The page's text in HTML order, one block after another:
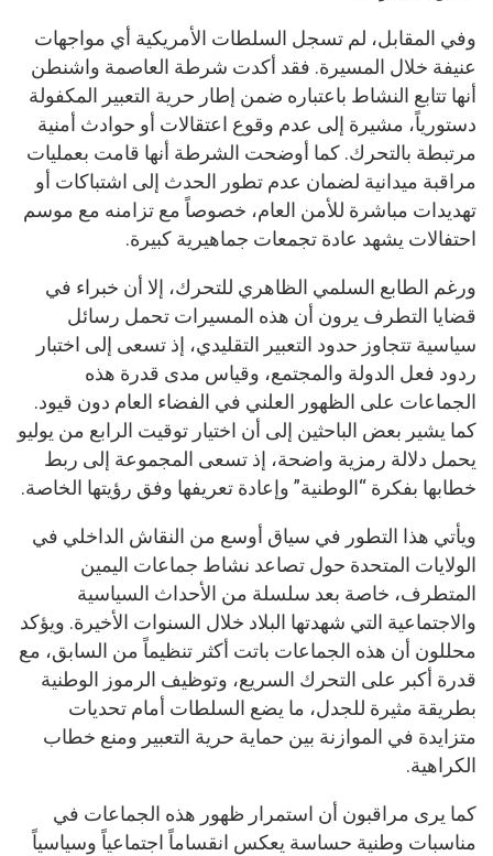
وفي المقابل، لم تسجل السلطات الأمريكية أي مواجهات
عنيفة خلال المسيرة. فقد أكدت شرطة العاصمة واشنطن
أنها تتابع النشاط باعتباره ضمن إطار حرية التعبير المكفولة
دستورياً، مشيرة إلى عدم وقوع اعتقالات أو حوادث أمنية
مرتبطة بالتحرك. كما أوضحت الشرطة أنها قامت بعمليات
مراقبة ميدانية لضمان عدم تطور الحدث إلى اشتباكات أو
تهديدات مباشرة للأمن العام، خصوصاً مع تزامنه مع موسم
احتفالات يشهد عادة تجمعات جماهيرية كبيرة.
ورغم الطابع السلمي الظاهري للتحرك، إلا أن خبراء في
قضايا التطرف يرون أن هذه المسيرات تحمل رسائل
سياسية تتجاوز حدود التعبير التقليدي، إذ تسعى إلى اختبار
ردود فعل الدولة والمجتمع، وقياس مدى قدرة هذه
الجماعات على الظهور العلني في الفضاء العام دون قيود.
كما يشير بعض الباحثين إلى أن اختيار توقيت الرابع من يوليو
يحمل دلالة رمزية واضحة، إذ تسعى المجموعة إلى ربط
خطابها بفكرة “الوطنية” وإعادة تعريفها وفق رؤيتها الخاصة.
ويأتي هذا التطور في سياق أوسع من النقاش الداخلي في
الولايات المتحدة حول تصاعد نشاط جماعات اليمين
المتطرف، خاصة بعد سلسلة من الأحداث السياسية
والاجتماعية التي شهدتها البلاد خلال السنوات الأخيرة. ويؤكد
محللون أن هذه الجماعات باتت أكثر تنظيماً من السابق، مع
قدرة أكبر على التحرك السريع، وتوظيف الرموز الوطنية
بطريقة مثيرة للجدل، ما يضع السلطات أمام تحديات
متزايدة في الموازنة بين حماية حرية التعبير ومنع خطاب
الكراهية.
كما يرى مراقبون أن استمرار ظهور هذه الجماعات في
مناسبات وطنية حساسة يعكس انقساماً اجتماعياً وسياسياً